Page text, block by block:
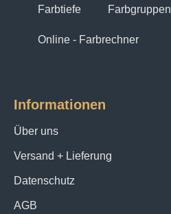
Farbtiefe Farbgruppen
Online - Farbrechner
Informationen
Über uns
Versand + Lieferung
Datenschutz
AGB